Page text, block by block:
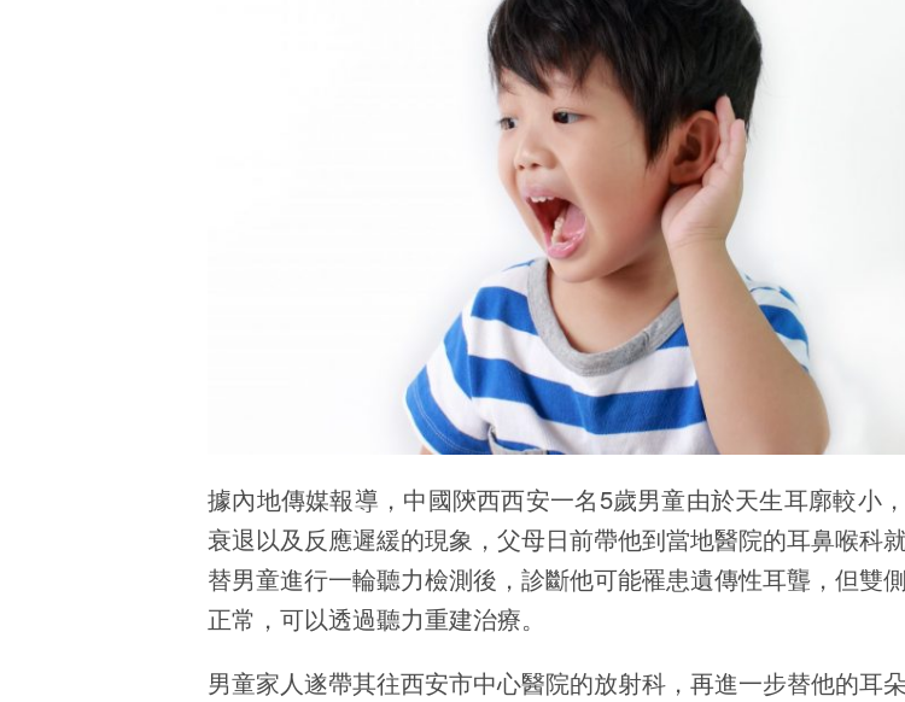
據內地傳媒報導，中國陝西西安一名5歲男童由於天生耳廓較小
衰退以及反應遲緩的現象，父母日前帶他到當地醫院的耳鼻喉科
替男童進行一輪聽力檢測後，診斷他可能罹患遺傳性耳聾，但雙
正常，可以透過聽力重建治療。
男童家人遂帶其往西安市中心醫院的放射科，再進一步替他的耳